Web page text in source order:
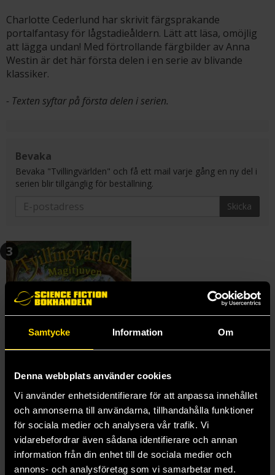
Samtycke Information Om
Denna webbplats använder cookies
Vi använder enhetsidentifierare för att anpassa innehållet
och annonserna till användarna, tillhandahålla funktioner
för sociala medier och analysera vår trafik. Vi
vidarebefordrar även sådana identifierare och annan
information från din enhet till de sociala medier och
annons- och analysföretag som vi samarbetar med.
Charlotte Cederlund har skrivit färgsprakande
portalfantasy för lågstadieåldern. Lätt att läsa, omöjlig
att lägga undan! Med förtrollande färgbilder av Anna
Westin är det här första delen i en serie av blivande
klassiker.
- Texten syftar på första delen i serien.
Bevaka
Bevaka "Tvillingvärlden" och få ett mail varje gång en ny del i
serien blir tillgänglig för beställning.
Skicka
3
Tvillingvärlden 3 - Magitjuven
Charlotte Cederlund
44 kr Ord.179 kr